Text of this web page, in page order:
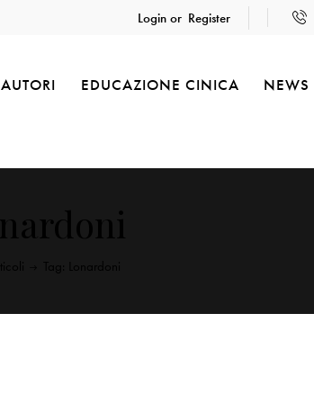
Login or Register
AUTORI EDUCAZIONE CINICA NEWS